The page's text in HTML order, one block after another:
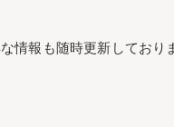
情報も随時更新しており